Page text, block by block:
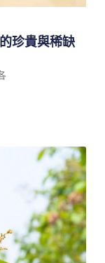
珍貴與稀缺